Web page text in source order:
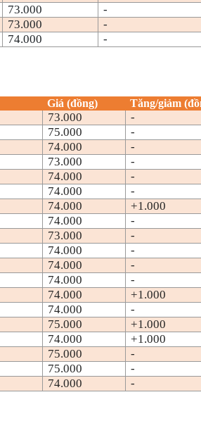
73.000
-
73.000
-
74.000 -
Giá (đồng) Tăng/giảm
73.000
-
75.000
-
74.000
-
73.000
-
74.000
-
74.000
-
74.000
+1.000
74.000
-
73.000
-
74.000
-
74.000
-
74.000
-
74.000
+1.000
74.000
-
75.000
+1.000
74.000
+1.000
75.000
-
75.000
-
74.000 -